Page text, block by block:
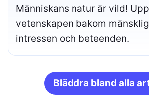
Människans natur är vild!
vetenskapen bakom
intressen och beteenden.
Bläddra bland alla